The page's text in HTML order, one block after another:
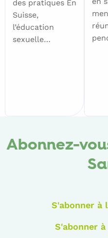
des pratiques En
Suisse,
l’éducation
sexuelle…
Abonnez-
S'abonner à
S'abonner